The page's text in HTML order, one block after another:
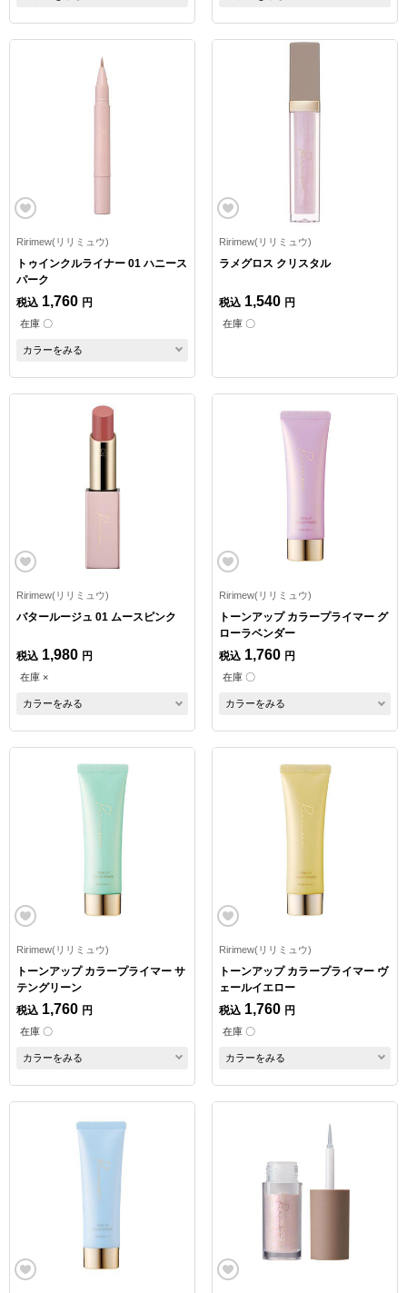
Ririmew(リリミュウ)
トゥインクルライナー 01 ハニース
パーク
税込 1,760 円
在庫 〇
カラーをみる
Ririmew(リリミュウ)
ラメグロス クリスタル
税込 1,540 円
在庫 〇
Ririmew(リリミュウ)
バタールージュ 01 ムースピンク
税込 1,980 円
在庫 ×
カラーをみる
Ririmew(リリミュウ)
トーンアップ カラープライマー グ
ローラベンダー
税込 1,760 円
在庫 〇
カラーをみる
Ririmew(リリミュウ)
トーンアップ カラープライマー サ
テングリーン
税込 1,760 円
在庫 〇
カラーをみる
Ririmew(リリミュウ)
トーンアップ カラープライマー ヴ
ェールイエロー
税込 1,760 円
在庫 〇
カラーをみる